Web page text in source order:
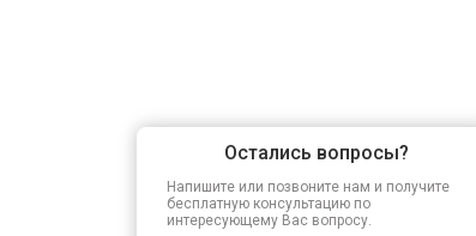
Остались вопросы?
Напишите или позвоните нам и получите
бесплатную консультацию по
интересующему Вас вопросу.